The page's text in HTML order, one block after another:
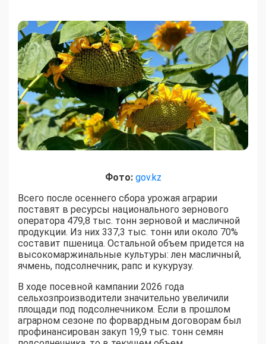
Фото: gov.kz
Всего после осеннего сбора урожая аграрии
поставят в ресурсы национального зернового
оператора 479,8 тыс. тонн зерновой и масличной
продукции. Из них 337,3 тыс. тонн или около 70%
составит пшеница. Остальной объем придется на
высокомаржинальные культуры: лен масличный,
ячмень, подсолнечник, рапс и кукурузу.
В ходе посевной кампании 2026 года
сельхозпроизводители значительно увеличили
площади под подсолнечником. Если в прошлом
аграрном сезоне по форвардным договорам был
профинансирован закуп 19,9 тыс. тонн семян